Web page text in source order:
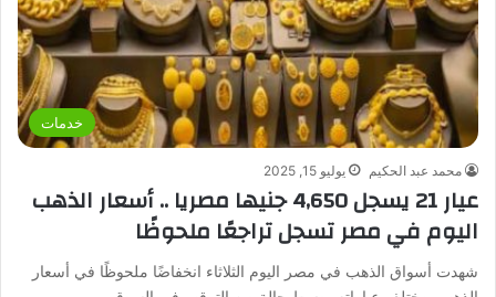
خدمات
محمد عبد الحكيم يوليو 15, 2025
عيار 21 يسجل 4,650 جنيها مصريا .. أسعار الذهب
اليوم في مصر تسجل تراجعًا ملحوظًا
شهدت أسواق الذهب في مصر اليوم الثلاثاء انخفاضًا ملحوظًا في أسعار